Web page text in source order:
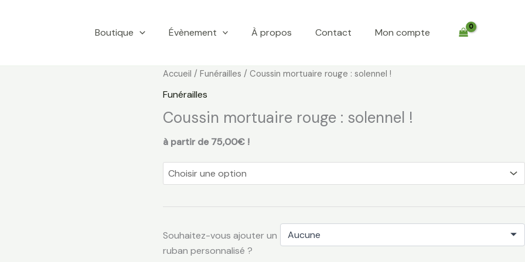
Boutique Évènement À propos Contact Mon compte
Accueil / Funérailles / Coussin mortuaire rouge : solennel !
Funérailles
Coussin mortuaire rouge : solennel !
à partir de 75,00€ !
Souhaitez-vous ajouter un
ruban personnalisé ?
quantité
mortuaire
solennel
Plage
€ 75,00